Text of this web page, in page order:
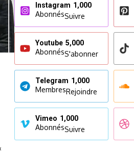
Instagram 1,000
AbonnésSuivre
Youtube 5,000
AbonnésS'abonner
Telegram 1,000
MembresRejoindre
Vimeo 1,000
AbonnésSuivre